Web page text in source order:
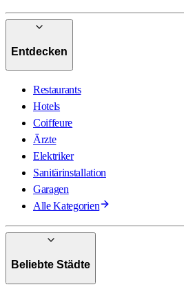
Entdecken
Restaurants
Hotels
Coiffeure
Ärzte
Elektriker
Sanitärinstallation
Garagen
Alle Kategorien
Beliebte Städte